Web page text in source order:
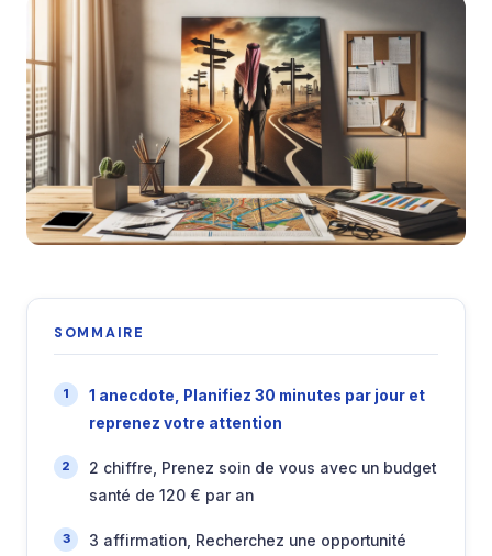
SOMMAIRE
1 anecdote, Planifiez 30 minutes par jour et
reprenez votre attention
2 chiffre, Prenez soin de vous avec un budget
santé de 120 € par an
3 affirmation, Recherchez une opportunité